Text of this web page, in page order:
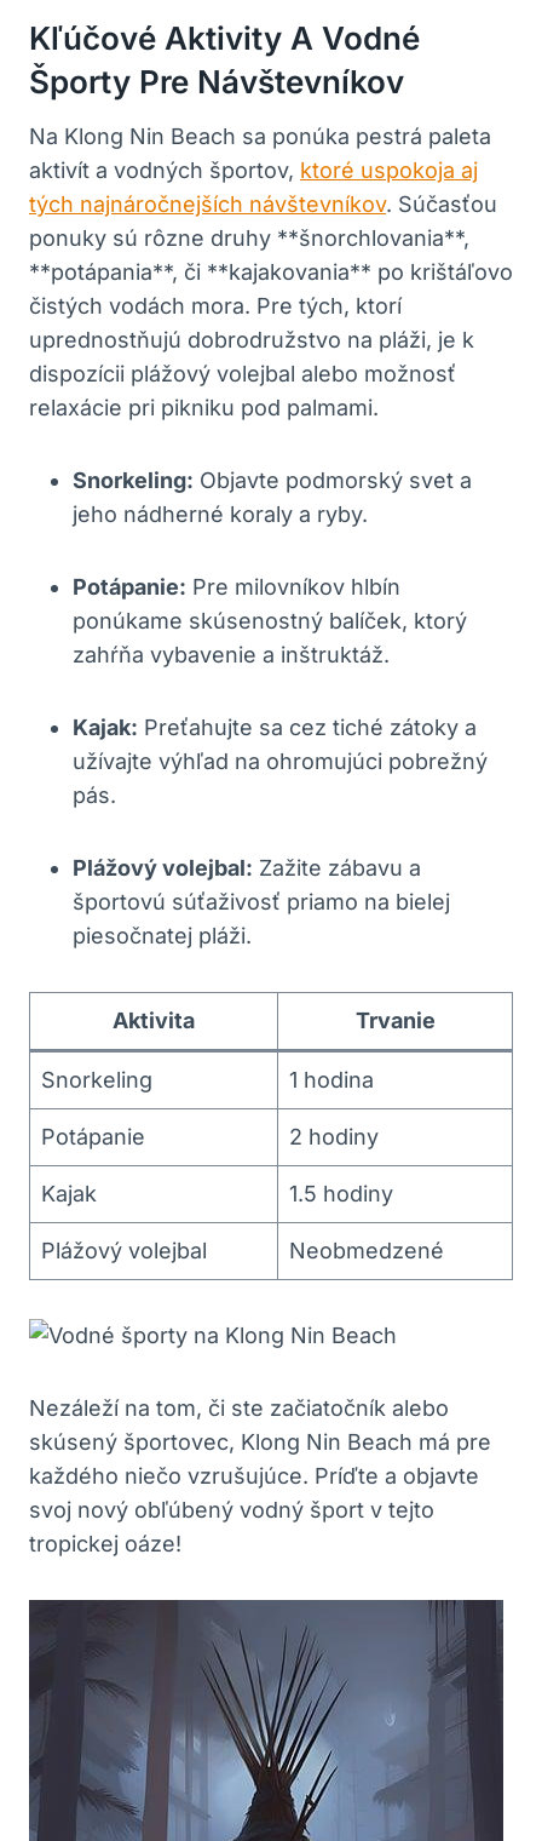
Kľúčové Aktivity A Vodné
Športy Pre Návštevníkov
Na Klong Nin Beach sa ponúka pestrá paleta
aktivít a vodných športov, ktoré uspokoja aj
tých najnáročnejších návštevníkov. Súčasťou
ponuky sú rôzne druhy **šnorchlovania**,
**potápania**, či **kajakovania** po krištáľovo
čistých vodách mora. Pre tých, ktorí
uprednostňujú dobrodružstvo na pláži, je k
dispozícii plážový volejbal alebo možnosť
relaxácie pri pikniku pod palmami.
Snorkeling: Objavte podmorský svet a
jeho nádherné koraly a ryby.
Potápanie: Pre milovníkov hlbín
ponúkame skúsenostný balíček, ktorý
zahŕňa vybavenie a inštruktáž.
Kajak: Preťahujte sa cez tiché zátoky a
užívajte výhľad na ohromujúci pobrežný
pás.
Plážový volejbal: Zažite zábavu a
športovú súťaživosť priamo na bielej
piesočnatej pláži.
Aktivita Trvanie
Snorkeling 1 hodina
Potápanie 2 hodiny
Kajak 1.5 hodiny
Plážový volejbal Neobmedzené
Nezáleží na tom, či ste začiatočník alebo
skúsený športovec, Klong Nin Beach má pre
každého niečo vzrušujúce. Príďte a objavte
svoj nový obľúbený vodný šport v tejto
tropickej oáze!